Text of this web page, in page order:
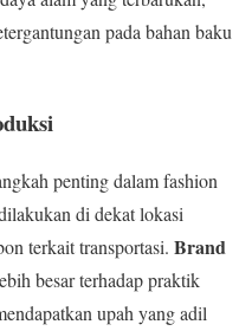
pada bahan baku
penting dalam fashion
di dekat lokasi
terkait transportasi. Brand
besar terhadap praktik
upah yang adil